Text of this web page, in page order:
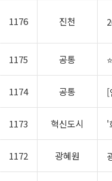
1176 진천
1175 공통
1174 공통 [
1173 혁신도시 '
1172 광혜원